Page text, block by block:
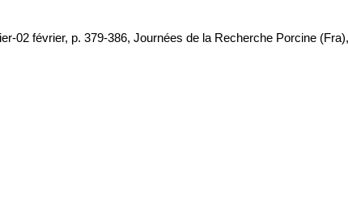
02 février, p. 379-386, Journées de la Recherche Porcine